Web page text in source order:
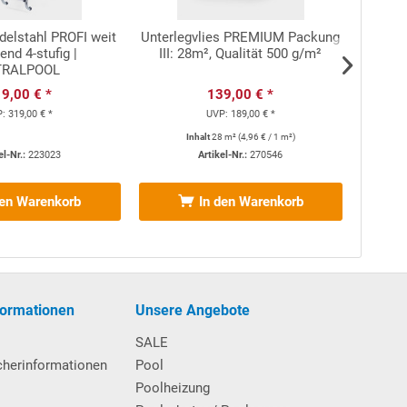
erstmalig auch auf haptischer Ebene für ein
PROFI weit
4-stufig |
€ *
319,00 € *
Nr.: 223023
Warenkorb
Unterlegvlies PREMIUM Packung
III: 28m², Qualität 500 g/m²
139,00 € *
UVP: 189,00 € *
Inhalt28 m²(4,96 € / 1 m²)
Artikel-Nr.:270546
In den Warenkorb
Unsere Angebote
SALE
Pool
Poolheizung